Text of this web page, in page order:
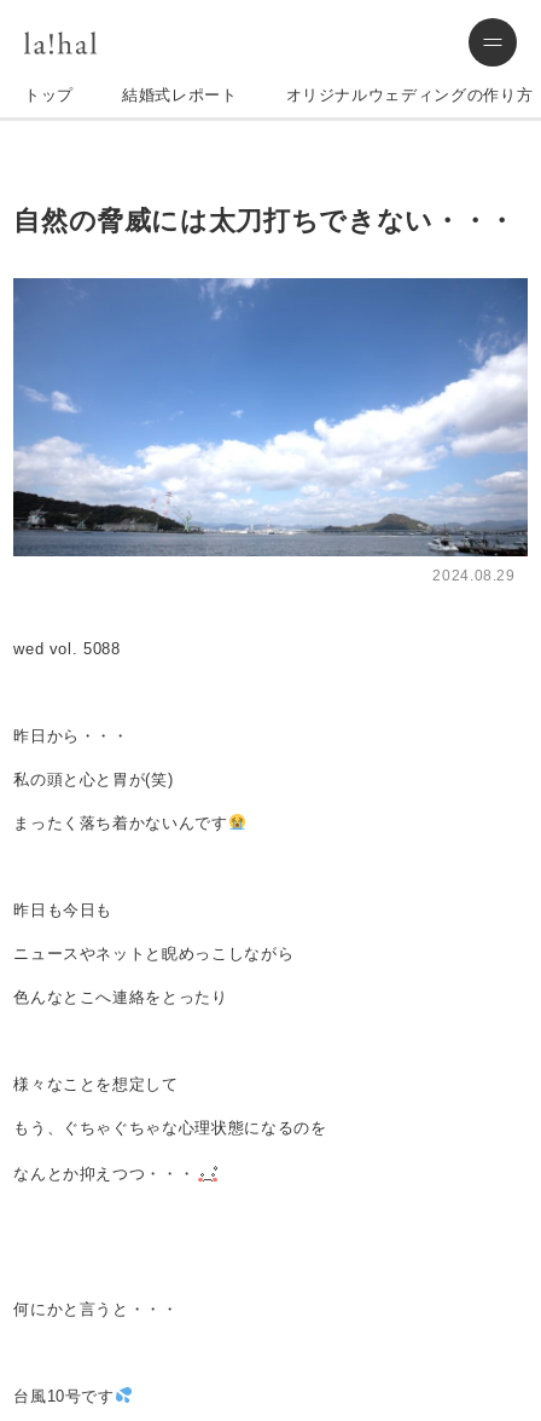
トップ 結婚式レポート オリジナルウェディングの作り方
自然の脅威には太刀打ちできない・・・
2024.08.29
wed vol. 5088
昨日から・・・
私の頭と心と胃が(笑)
まったく落ち着かないんです
昨日も今日も
ニュースやネットと睨めっこしながら
色んなとこへ連絡をとったり
様々なことを想定して
もう、ぐちゃぐちゃな心理状態になるのを
なんとか抑えつつ・・・
何にかと言うと・・・
台風10号です